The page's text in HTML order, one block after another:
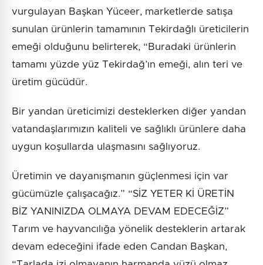
vurgulayan Başkan Yüceer, marketlerde satışa
sunulan ürünlerin tamamının Tekirdağlı üreticilerin
emeği olduğunu belirterek, “Buradaki ürünlerin
tamamı yüzde yüz Tekirdağ’ın emeği, alın teri ve
üretim gücüdür.
Bir yandan üreticimizi desteklerken diğer yandan
vatandaşlarımızın kaliteli ve sağlıklı ürünlere daha
uygun koşullarda ulaşmasını sağlıyoruz.
Üretimin ve dayanışmanın güçlenmesi için var
gücümüzle çalışacağız.” “SİZ YETER Kİ ÜRETİN
BİZ YANINIZDA OLMAYA DEVAM EDECEĞİZ”
Tarım ve hayvancılığa yönelik desteklerin artarak
devam edeceğini ifade eden Candan Başkan,